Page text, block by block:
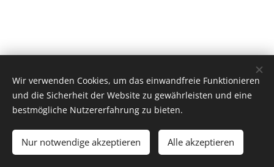
Cookies
Sprachen
Magyar
English
Wir verwenden Cookies, um das einwandfreie Funktionieren
und die Sicherheit der Website zu gewährleisten und eine
bestmögliche Nutzererfahrung zu bieten.
Nur notwendige akzeptieren Alle akzeptieren